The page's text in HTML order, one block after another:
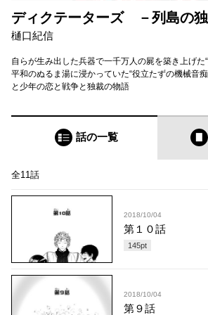
ディクテーターズ －列島の独
樋口紀信
自らが生み出した兵器で一千万人の屍を築き上げた“
平和のぬるま湯に浸かっていた“役立たずの機械音
と少年の恋と戦争と独裁の物語
話の一覧
全11話
2018/10/04
第１０話
145pt
2018/10/04
第９話